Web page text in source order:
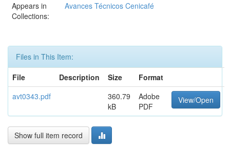
Appears in
Collections:
Avances Técnicos Cenicafé
Files in This Item:
File
Description Size
Format
avt0343.pdf
360.79
kB
Adobe
PDF
View/Open
Show full item record